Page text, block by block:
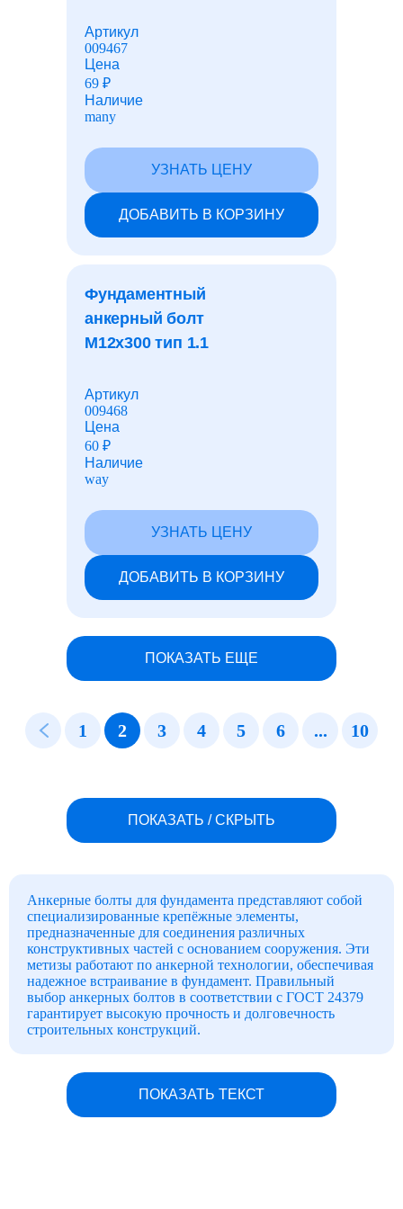
Артикул
009467
Цена
69 ₽
Наличие
many
УЗНАТЬ ЦЕНУ
ДОБАВИТЬ В КОРЗИНУ
Фундаментный
анкерный болт
М12x300 тип 1.1
Артикул
009468
Цена
60 ₽
Наличие
way
УЗНАТЬ ЦЕНУ
ДОБАВИТЬ В КОРЗИНУ
ПОКАЗАТЬ ЕЩЕ
1 2 3 4 5 6 ... 10
ПОКАЗАТЬ / СКРЫТЬ
Анкерные болты для фундамента представляют собой
специализированные крепёжные элементы,
предназначенные для соединения различных
конструктивных частей с основанием сооружения. Эти
метизы работают по анкерной технологии, обеспечивая
надежное встраивание в фундамент. Правильный
выбор анкерных болтов в соответствии с ГОСТ 24379
гарантирует высокую прочность и долговечность
строительных конструкций.
Для производства фундаментных болтов используется
высококачественная углеродистая конструкционная
сталь. Этот крепёжный элемент состоит из оси с
насечкой (которая устанавливается в фундамент), якоря
ПОКАЗАТЬ ТЕКСТ